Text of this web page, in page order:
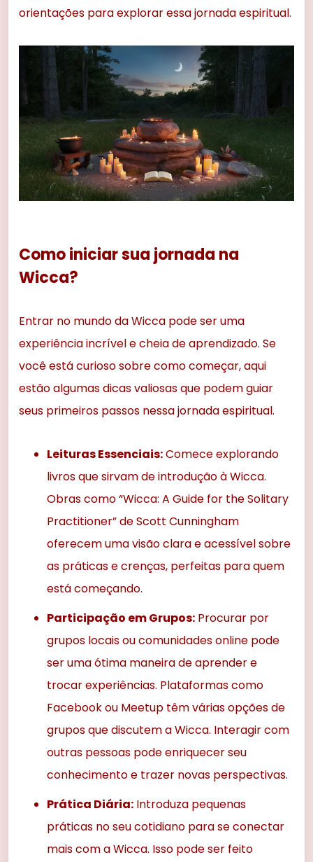
orientações para explorar essa jornada espiritual.
Como iniciar sua jornada na
Wicca?
Entrar no mundo da Wicca pode ser uma
experiência incrível e cheia de aprendizado. Se
você está curioso sobre como começar, aqui
estão algumas dicas valiosas que podem guiar
seus primeiros passos nessa jornada espiritual.
Leituras Essenciais:Comece explorando
livros que sirvam de introdução à Wicca.
Obras como “Wicca: A Guide for the Solitary
Practitioner” de Scott Cunningham
oferecem uma visão clara e acessível sobre
as práticas e crenças, perfeitas para quem
está começando.
Participação em Grupos: Procurar por
grupos locais ou comunidades online pode
ser uma ótima maneira de aprender e
trocar experiências. Plataformas como
Facebook ou Meetup têm várias opções de
grupos que discutem a Wicca. Interagir com
outras pessoas pode enriquecer seu
conhecimento e trazer novas perspectivas.
Prática Diária: Introduza pequenas
práticas no seu cotidiano para se conectar
mais com a Wicca. Isso pode ser feito